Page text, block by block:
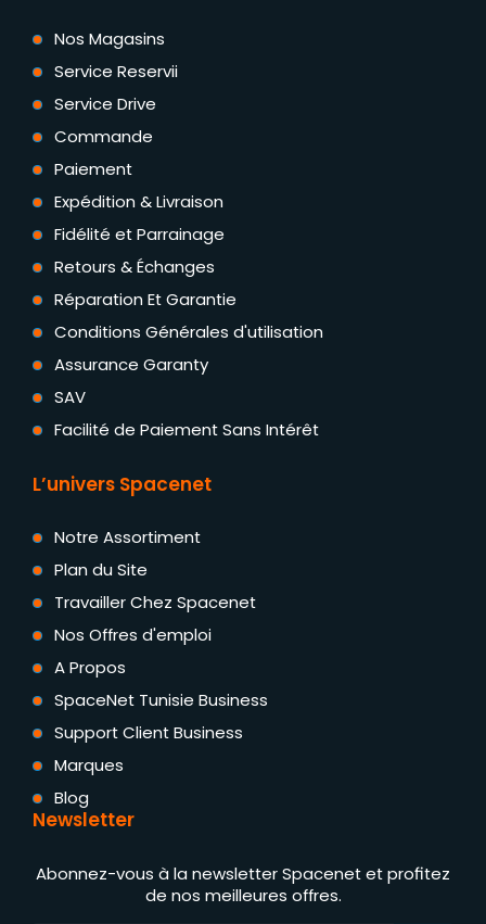
Nos Magasins
Service Reservii
Service Drive
Commande
Paiement
Expédition & Livraison
Fidélité et Parrainage
Retours & Échanges
Réparation Et Garantie
Conditions Générales d'utilisation
Assurance Garanty
SAV
Facilité de Paiement Sans Intérêt
L’univers Spacenet
Notre Assortiment
Plan du Site
Travailler Chez Spacenet
Nos Offres d'emploi
A Propos
SpaceNet Tunisie Business
Support Client Business
Marques
Blog
Newsletter
Abonnez-vous à la newsletter Spacenet et profitez
de nos meilleures offres.